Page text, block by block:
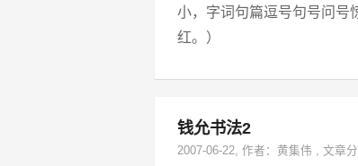
小，字词句篇逗号句号问号
红。）
钱允书法2
2007-06-22, 作者： 黄集伟 , 文章分